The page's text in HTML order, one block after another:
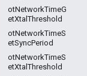
otNetworkTimeG
etXtalThreshold
otNetworkTimeS
etSyncPeriod
otNetworkTimeS
etXtalThreshold